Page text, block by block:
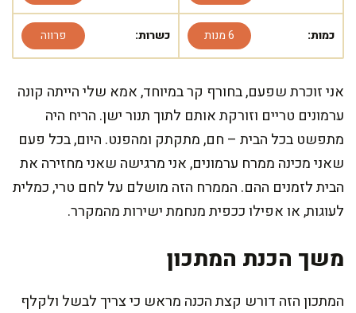
כמות: 6 מנות כשרות: פרווה
אני זוכרת שפעם, בחורף קר במיוחד, אמא שלי הייתה קונה
ערמונים טריים וזורקת אותם לתוך תנור ישן. הריח היה
מתפשט בכל הבית – חם, מתקתק ומהפנט. היום, בכל פעם
שאני מכינה ממרח ערמונים, אני מרגישה שאני מחזירה את
הבית לזמנים ההם. הממרח הזה מושלם על לחם טרי, כמלית
לעוגות, או אפילו ככפית מנחמת ישירות מהמקרר.
משך הכנת המתכון
המתכון הזה דורש קצת הכנה מראש כי צריך לבשל ולקלף